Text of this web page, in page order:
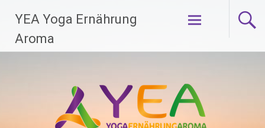
Inhalt
springen
YEA Yoga Ernährung
Aroma